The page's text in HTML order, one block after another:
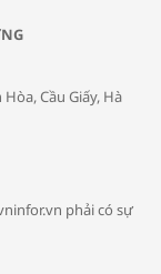
tránh bệnh
tiết giao mùa
Cầu Giấy, Hà
phải có sự